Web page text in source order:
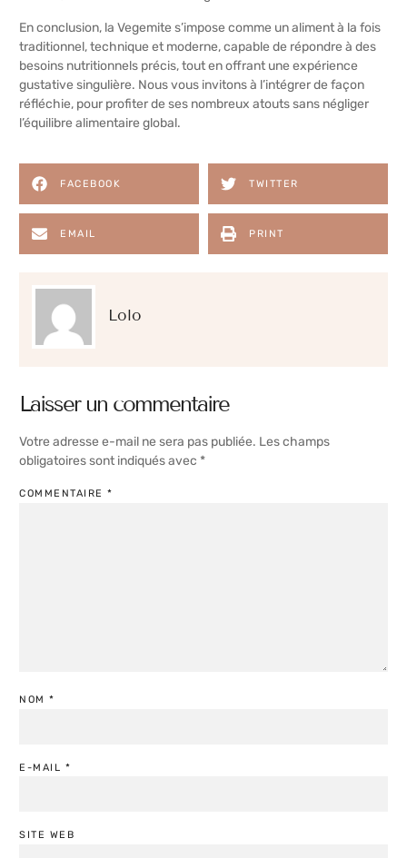
En conclusion, la Vegemite s’impose comme un aliment à la fois
traditionnel, technique et moderne, capable de répondre à des
besoins nutritionnels précis, tout en offrant une expérience
gustative singulière. Nous vous invitons à l’intégrer de façon
réfléchie, pour profiter de ses nombreux atouts sans négliger
l’équilibre alimentaire global.
FACEBOOK TWITTER
EMAIL PRINT
Lolo
Laisser un commentaire
Votre adresse e-mail ne sera pas publiée. Les champs
obligatoires sont indiqués avec *
COMMENTAIRE *
NOM *
E-MAIL *
SITE WEB